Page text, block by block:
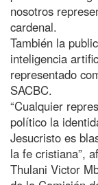
nosotros
cardenal.
También la
inteligencia
representado
SACBC.
“Cualquier
político la
Jesucristo es
la fe cristiana”,
Thulani Victor